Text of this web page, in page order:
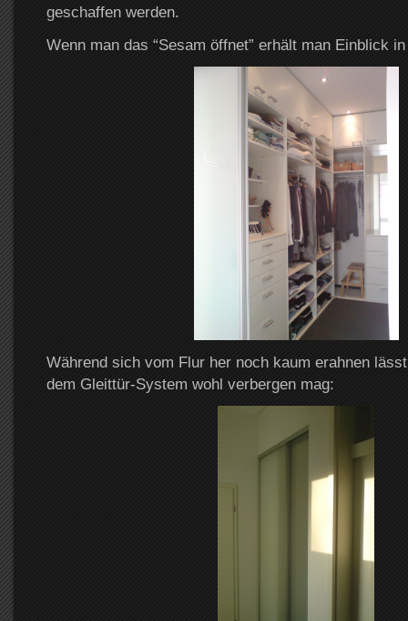
geschaffen werden.
Wenn man das “Sesam öffnet” erhält man Einblick
Während sich vom Flur her noch kaum erahnen
dem Gleittür-System wohl verbergen mag: